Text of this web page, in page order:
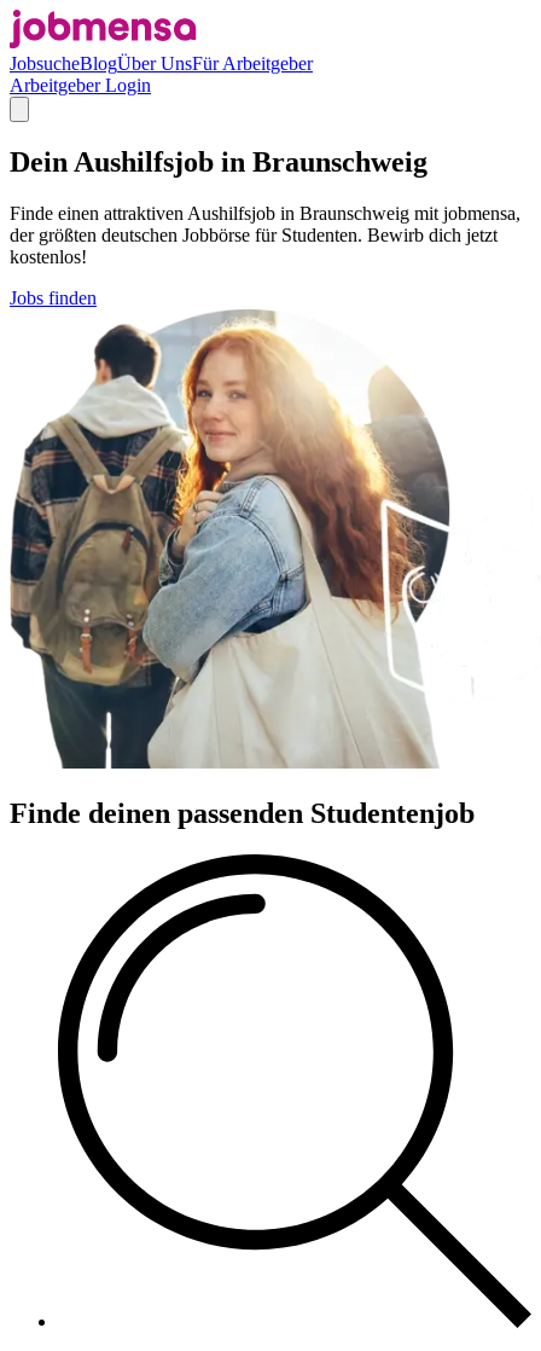
JobsucheBlogÜber UnsFür Arbeitgeber
Arbeitgeber Login
Dein Aushilfsjob in Braunschweig
Finde einen attraktiven Aushilfsjob in Braunschweig mit jobmensa,
der größten deutschen Jobbörse für Studenten. Bewirb dich jetzt
kostenlos!
Jobs finden
Finde deinen passenden Studentenjob